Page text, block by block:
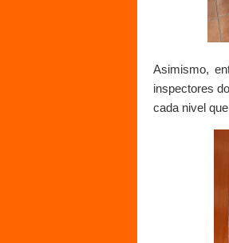
Asimismo,
inspectores
cada nivel